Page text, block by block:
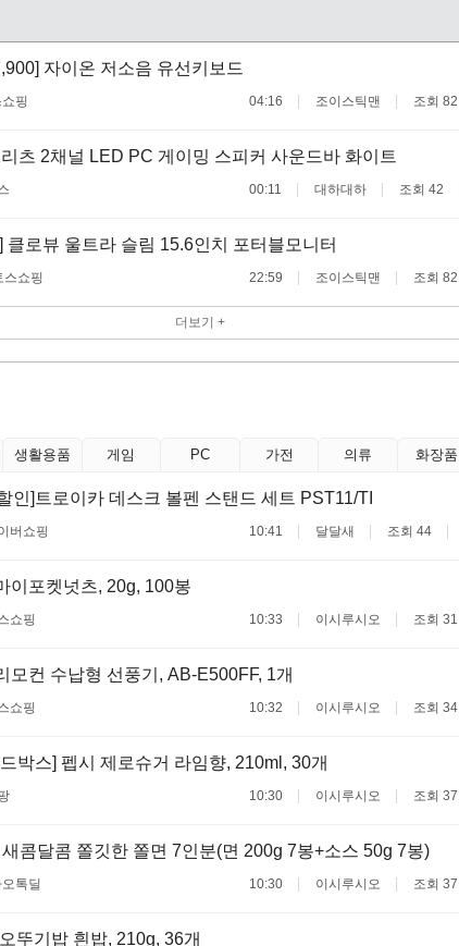
자이온 저소음 유선키보드
핑 04:16 조이스틱맨 조회 82
츠 2채널 LED PC 게이밍 스피커 사운드바 화이트
00:11 대하대하 조회 42
클로뷰 울트라 슬림 15.6인치 포터블모니터
스쇼핑 22:59 조이스틱맨 조회 82
더보기 +
생활용품 게임 PC 가전 의류 화장품
인]트로이카 데스크 볼펜 스탠드 세트 PST11/TI
버쇼핑 10:41 달달새 조회 44
이포켓넛츠, 20g, 100봉
쇼핑 10:33 이시루시오 조회 31
모컨 수납형 선풍기, AB-E500FF, 1개
쇼핑 10:32 이시루시오 조회 34
박스] 펩시 제로슈거 라임향, 210ml, 30개
10:30 이시루시오 조회 37
콤달콤 쫄깃한 쫄면 7인분(면 200g 7봉+소스 50g 7봉)
톡딜 10:30 이시루시오 조회 37
뚜기밥 흰밥, 210g, 36개